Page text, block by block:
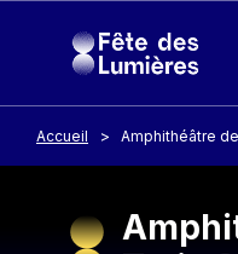
Accueil Amphithéâtre